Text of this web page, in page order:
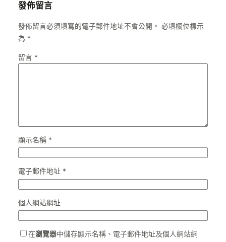
發佈留言
發佈留言必須填寫的電子郵件地址不會公開。 必填欄位標示
為 *
留言 *
顯示名稱 *
電子郵件地址 *
個人網站網址
在瀏覽器中儲存顯示名稱、電子郵件地址及個人網站網